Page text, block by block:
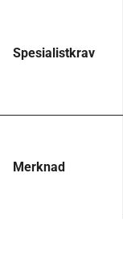
Spesialistkrav
Merknad